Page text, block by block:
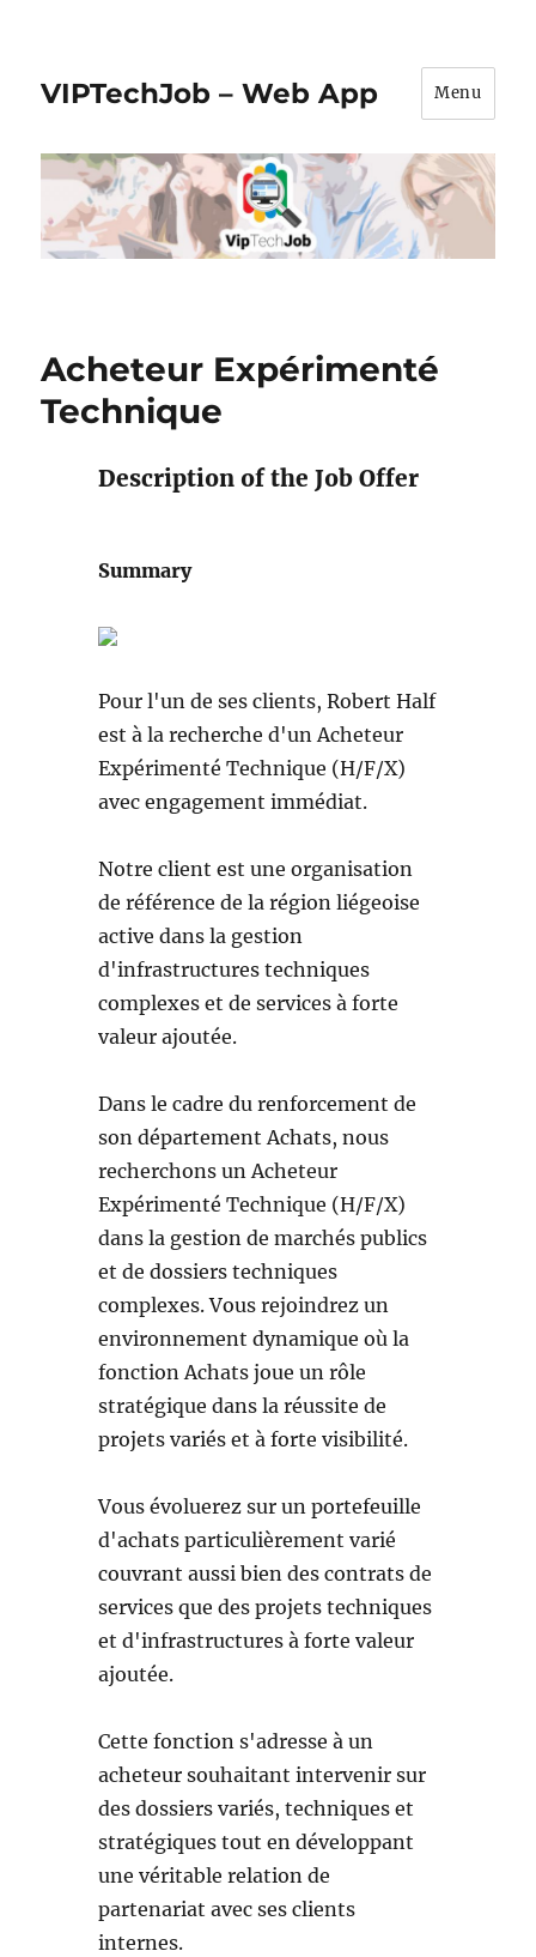
VIPTechJob – Web App Menu
Acheteur Expérimenté
Technique
Description of the Job Offer
Summary
Pour l'un de ses clients, Robert Half
est à la recherche d'un Acheteur
Expérimenté Technique (H/F/X)
avec engagement immédiat.
Notre client est une organisation
de référence de la région liégeoise
active dans la gestion
d'infrastructures techniques
complexes et de services à forte
valeur ajoutée.
Dans le cadre du renforcement de
son département Achats, nous
recherchons un Acheteur
Expérimenté Technique (H/F/X)
dans la gestion de marchés publics
et de dossiers techniques
complexes. Vous rejoindrez un
environnement dynamique où la
fonction Achats joue un rôle
stratégique dans la réussite de
projets variés et à forte visibilité.
Vous évoluerez sur un portefeuille
d'achats particulièrement varié
couvrant aussi bien des contrats de
services que des projets techniques
et d'infrastructures à forte valeur
ajoutée.
Cette fonction s'adresse à un
acheteur souhaitant intervenir sur
des dossiers variés, techniques et
stratégiques tout en développant
une véritable relation de
partenariat avec ses clients
internes.